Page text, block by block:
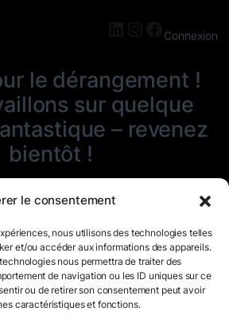
le consentement
nous utilisons des technologies telles
et/ou accéder aux informations des appareils.
nous permettra de traiter des
de navigation ou les ID uniques sur ce
ou de retirer son consentement peut avoir
caractéristiques et fonctions.
LinkedIn
Instagram
Connexion
le dérangement !
sur quelque
– revenez
bientôt !